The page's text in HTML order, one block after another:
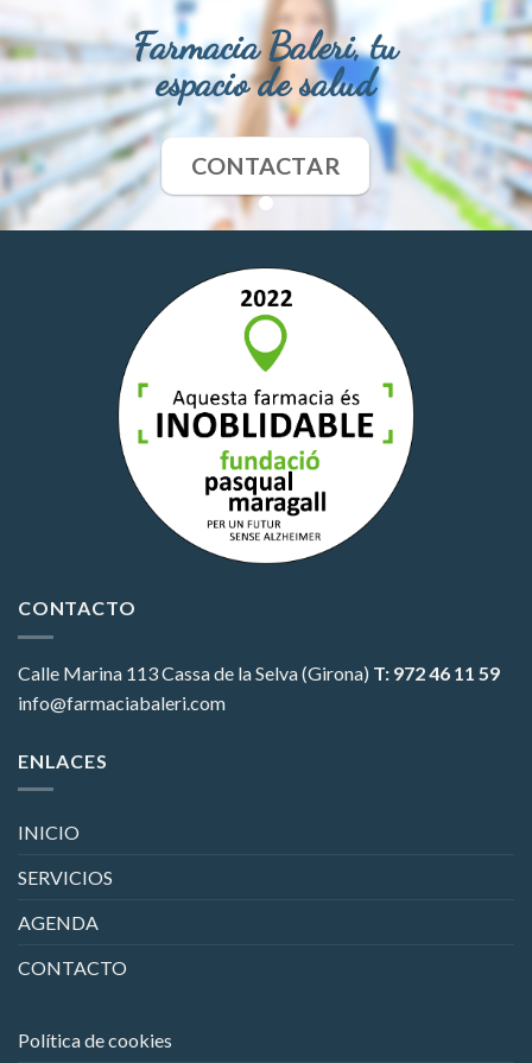
Farmacia Baleri, tu
espacio de salud
CONTACTAR
CONTACTO
Calle Marina 113Cassa de la Selva (Girona) T: 972 46 11 59
info@farmaciabaleri.com
ENLACES
INICIO
SERVICIOS
AGENDA
CONTACTO
Política de cookies